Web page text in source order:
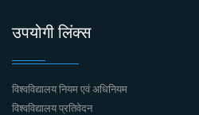
उपयोगी लिंक्स
विश्वविद्यालय नियम एवं अधिनियम
विश्वविद्यालय प्रतिवेदन